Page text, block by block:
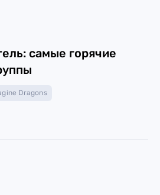
самые горячие
Dragons